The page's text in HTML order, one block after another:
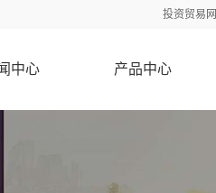
投资贸易网
中心 产品中心